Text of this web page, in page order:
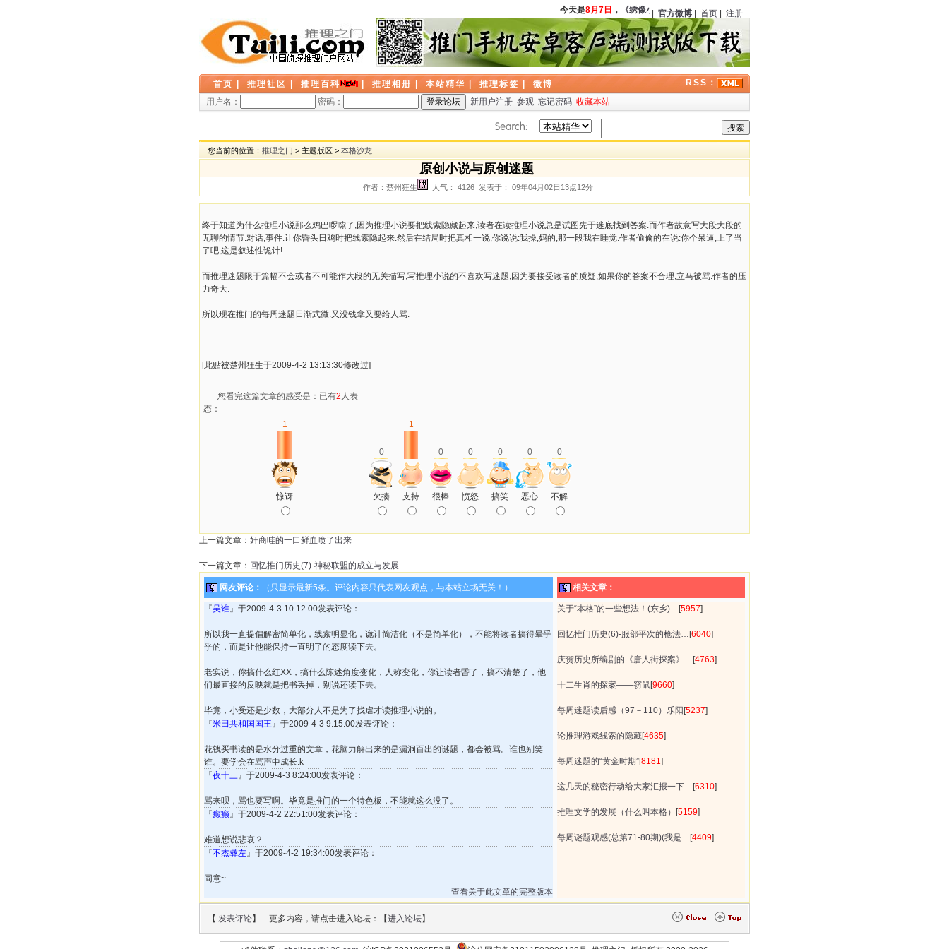
今天是8月7日， 《绣像小说》（中国）第六期刊载《银光马案》
官方微博 首页 注册
首页 推理社区 推理百科 推理相册 本站精华 推理标签 微博
RSS：
用户名：
密码： 新用户注册 参观 忘记密码 收藏本站
您当前的位置： 推理之门 > 主题版区 > 本格沙龙
原创小说与原创迷题
作者：楚州狂生 人气： 4126 发表于： 09年04月02日13点12分
终于知道为什么推理小说那么鸡巴啰嗦了,因为推理小说要把线索隐藏起来,读者在读推理小说总是试图先于迷底找到答案.而作者故意写大段大段的
无聊的情节.对话,事件.让你昏头日鸡时把线索隐起来.然后在结局时把真相一说,你说说:我操,妈的,那一段我在睡觉.作者偷偷的在说:你个呆逼,上了当
了吧,这是叙述性诡计!
而推理迷题限于篇幅不会或者不可能作大段的无关描写,写推理小说的不喜欢写迷题,因为要接受读者的质疑,如果你的答案不合理,立马被骂.作者的压
力奇大.
所以现在推门的每周迷题日渐式微.又没钱拿又要给人骂.
[此贴被楚州狂生于2009-4-2 13:13:30修改过]
您看完这篇文章的感受是：已有2 人表
态：
1
0
1
0 0 0 0 0
惊讶 欠揍 支持 很棒 愤怒 搞笑 恶心 不解
上一篇文章： 奸商哇的一口鲜血喷了出来
下一篇文章： 回忆推门历史(7)-神秘联盟的成立与发展
网友评论： （只显示最新5条。评论内容只代表网友观点，与本站立场无关！） 相关文章：
『吴谁』于2009-4-3 10:12:00发表评论：
所以我一直提倡解密简单化，线索明显化，诡计简洁化（不是简单化），不能将读者搞得晕乎
乎的，而是让他能保持一直明了的态度读下去。
老实说，你搞什么红XX，搞什么陈述角度变化，人称变化，你让读者昏了，搞不清楚了，他
们最直接的反映就是把书丢掉，别说还读下去。
毕竟，小受还是少数，大部分人不是为了找虐才读推理小说的。
『米田共和国国王』于2009-4-3 9:15:00发表评论：
花钱买书读的是水分过重的文章，花脑力解出来的是漏洞百出的谜题，都会被骂。谁也别笑
谁。要学会在骂声中成长:k
『夜十三』于2009-4-3 8:24:00发表评论：
骂来呗，骂也要写啊。毕竟是推门的一个特色板，不能就这么没了。
『癫癫』于2009-4-2 22:51:00发表评论：
难道想说悲哀？
『不杰彝左』于2009-4-2 19:34:00发表评论：
同意~
查看关于此文章的完整版本
关于“本格”的一些想法！(东乡)… [5957]
回忆推门历史(6)-服部平次的枪法… [6040]
庆贺历史所编剧的《唐人街探案》… [4763]
十二生肖的探案——窃鼠[9660]
每周迷题读后感（97－110）乐阳 [5237]
论推理游戏线索的隐藏[4635]
每周迷题的“黄金时期”[8181]
这几天的秘密行动给大家汇报一下… [6310]
推理文学的发展（什么叫本格） [5159]
每周谜题观感(总第71-80期)(我是… [4409]
【 发表评论】 更多内容，请点击进入论坛：【进入论坛】